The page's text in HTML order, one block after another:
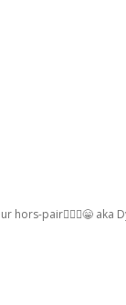
pair🤸🏾‍♂️😁